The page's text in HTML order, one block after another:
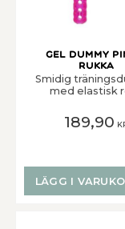
Gel Dummy
Rukka
Smidig
med elastisk
189,90
LÄGG I